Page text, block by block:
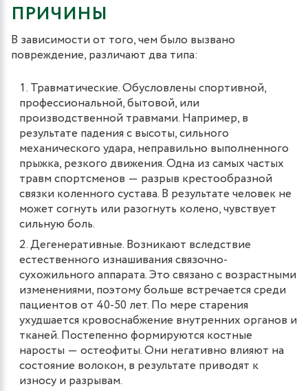
ПРИЧИНЫ
В зависимости от того, чем было вызвано
повреждение, различают два типа:
Травматические. Обусловлены спортивной,
профессиональной, бытовой, или
производственной травмами. Например, в
результате падения с высоты, сильного
механического удара, неправильно выполненного
прыжка, резкого движения. Одна из самых частых
травм спортсменов ― разрыв крестообразной
связки коленного сустава. В результате человек не
может согнуть или разогнуть колено, чувствует
сильную боль.
Дегенеративные. Возникают вследствие
естественного изнашивания связочно-
сухожильного аппарата. Это связано с возрастными
изменениями, поэтому больше встречается среди
пациентов от 40-50 лет. По мере старения
ухудшается кровоснабжение внутренних органов и
тканей. Постепенно формируются костные
наросты ― остеофиты. Они негативно влияют на
состояние волокон, в результате приводят к
износу и разрывам.